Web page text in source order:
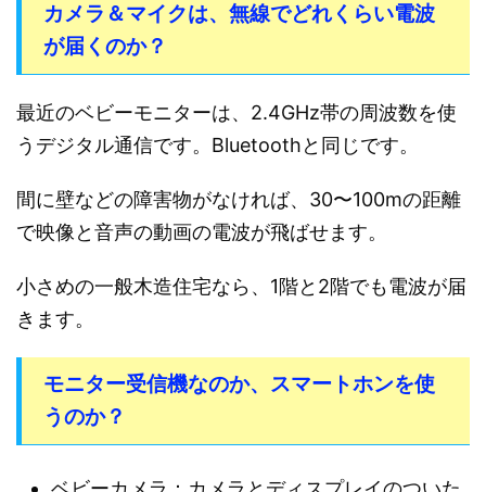
カメラ＆マイクは、無線でどれくらい電波
が届くのか？
最近のベビーモニターは、2.4GHz帯の周波数を使
うデジタル通信です。Bluetoothと同じです。
間に壁などの障害物がなければ、30〜100mの距離
で映像と音声の動画の電波が飛ばせます。
小さめの一般木造住宅なら、1階と2階でも電波が届
きます。
モニター受信機なのか、スマートホンを使
うのか？